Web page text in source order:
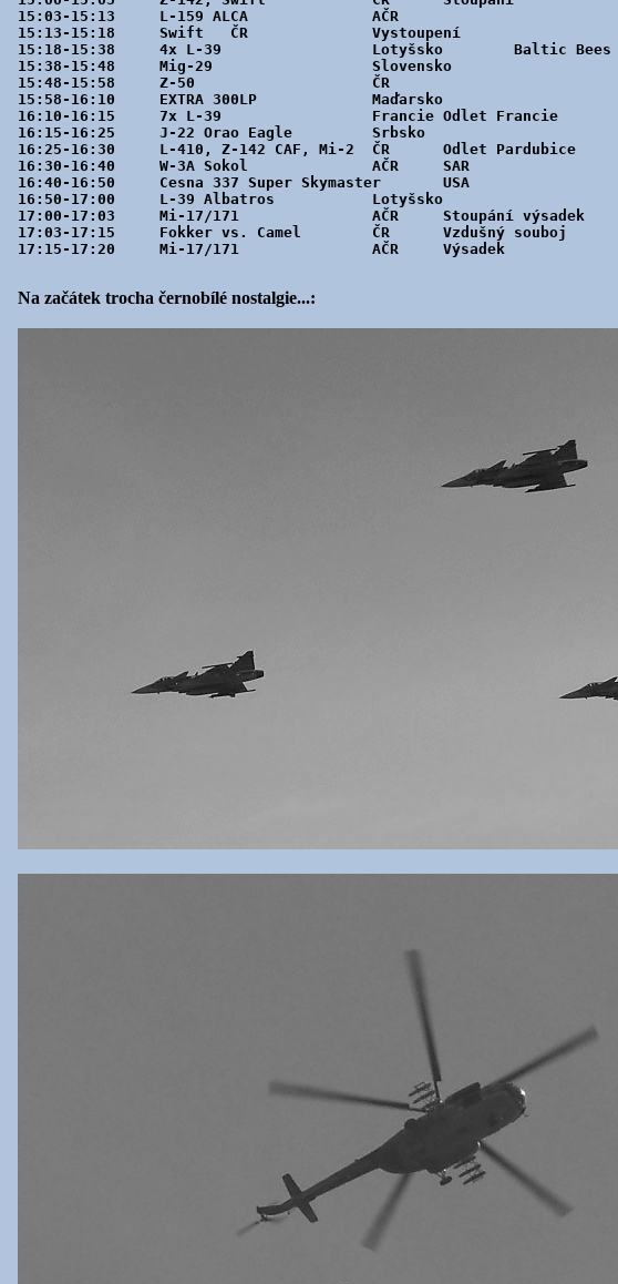
15:03-15:13 	L-159 ALCA		AČR
15:13-15:18 	Swift	ČR		Vystoupení
15:18-15:38 	4x L-39 		Lotyšsko	Baltic Bees Jet Team
15:38-15:48 	Mig-29	        	Slovensko
15:48-15:58 	Z-50	        	ČR
15:58-16:10 	EXTRA 300LP		Maďarsko
16:10-16:15 	7x L-39	        	Francie	Odlet Francie
16:15-16:25 	J-22 Orao Eagle		Srbsko
16:25-16:30 	L-410, Z-142 CAF, Mi-2	ČR	Odlet Pardubice
16:30-16:40 	W-3A Sokol		AČR	SAR
16:40-16:50 	Cesna 337 Super Skymaster	USA
16:50-17:00 	L-39 Albatros		Lotyšsko
17:00-17:03 	Mi-17/171		AČR	Stoupání výsadek
17:03-17:15 	Fokker vs. Camel	ČR	Vzdušný souboj
17:15-17:20 	Mi-17/171		AČR	Výsadek
Na začátek trocha černobílé nostalgie...: